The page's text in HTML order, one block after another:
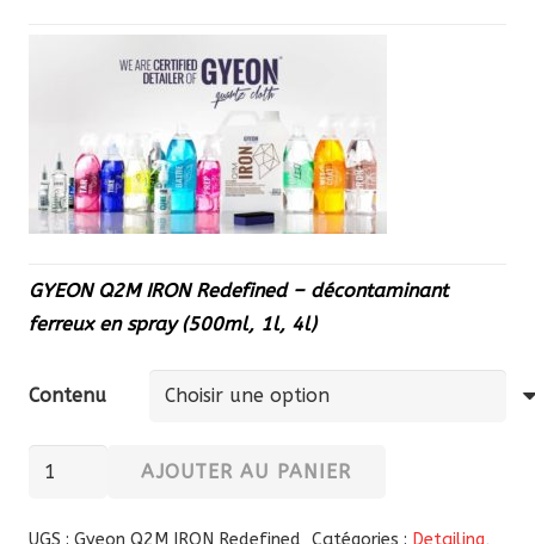
GYEON Q2M IRON Redefined – décontaminant
ferreux en spray (500ml, 1l, 4l)
Contenu
quantité
GYEON
AJOUTER AU PANIER
UGS : Gyeon Q2M IRON Redefined Catégories : Detailing,